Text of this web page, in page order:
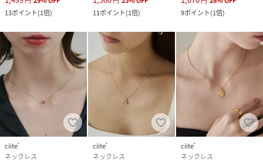
13ポイント(1倍)
11ポイント(1倍)
9ポイント(1倍)
ciite'
ネックレス
ciite'
ネックレス
ciite'
ネックレス